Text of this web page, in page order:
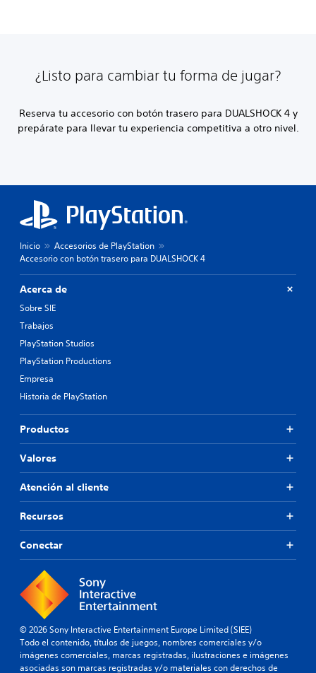
¿Listo para cambiar tu forma de jugar?
Reserva tu accesorio con botón trasero para DUALSHOCK 4 y
prepárate para llevar tu experiencia competitiva a otro nivel.
Inicio
Accesorios de PlayStation
Accesorio con botón trasero para DUALSHOCK 4
Acerca de
Sobre SIE
Trabajos
PlayStation Studios
PlayStation Productions
Empresa
Historia de PlayStation
Productos
Valores
Atención al cliente
Recursos
Conectar
© 2026 Sony Interactive Entertainment Europe Limited (SIEE)
Todo el contenido, títulos de juegos, nombres comerciales y/o
imágenes comerciales, marcas registradas, ilustraciones e imágenes
asociadas son marcas registradas y/o materiales con derechos de